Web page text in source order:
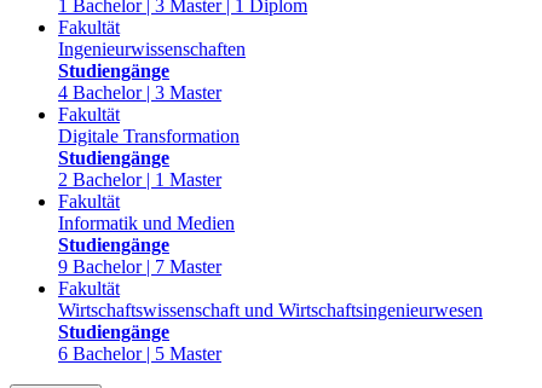
1 Bachelor | 3 Master | 1 Diplom
Fakultät
Ingenieurwissenschaften
Studiengänge
4 Bachelor | 3 Master
Fakultät
Digitale Transformation
Studiengänge
2 Bachelor | 1 Master
Fakultät
Informatik und Medien
Studiengänge
9 Bachelor | 7 Master
Fakultät
Wirtschaftswissenschaft und Wirtschaftsingenieurwesen
Studiengänge
6 Bachelor | 5 Master